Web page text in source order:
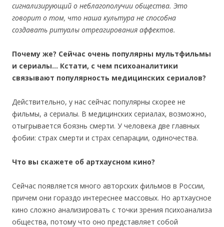
сигнализирующий о неблагополучии общества. Это
говорит о том, что наша культура не способна
создавать ритуалы отреагирования аффектов.
Почему же? Сейчас очень популярны мультфильмы
и сериалы… Кстати, с чем психоаналитики
связывают популярность медицинских сериалов?
Действительно, у нас сейчас популярны скорее не
фильмы, а сериалы. В медицинских сериалах, возможно,
отыгрывается боязнь смерти. У человека две главных
фобии: страх смерти и страх сепарации, одиночества.
Что вы скажете об артхаусном кино?
Сейчас появляется много авторских фильмов в России,
причем они гораздо интереснее массовых. Но артхаусное
кино сложно анализировать с точки зрения психоанализа
общества, потому что оно представляет собой